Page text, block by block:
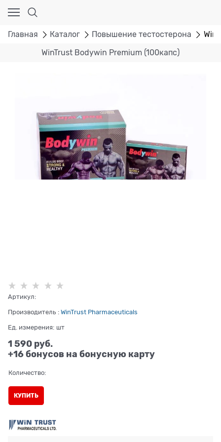
Главная Каталог Повышение тестостерона
WinTrust Bodywin Premium (100капс)
Артикул:
Производитель : WinTrust Pharmaceuticals
Ед. измерения: шт
1 590 руб.
+16 бонусов на бонусную карту
Количество:
КУПИТЬ